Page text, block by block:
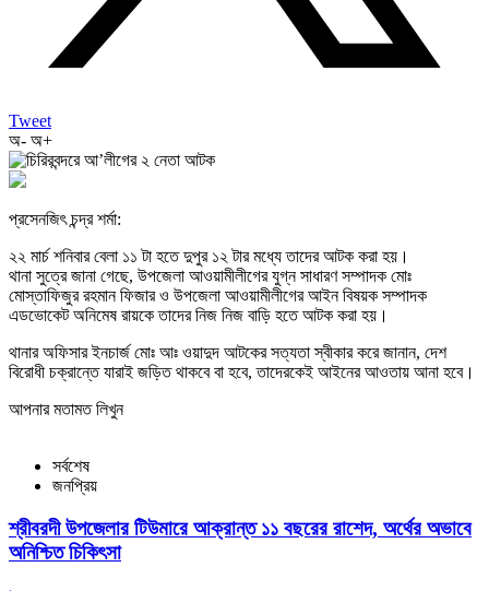
Tweet
অ- অ+
প্রসেনজিৎ চন্দ্র শর্মা:
২২ মার্চ শনিবার বেলা ১১ টা হতে দুপুর ১২ টার মধ্যে তাদের আটক করা হয়।
থানা সুত্রে জানা গেছে, উপজেলা আওয়ামীলীগের যুগ্ন সাধারণ সম্পাদক মোঃ
মোস্তাফিজুর রহমান ফিজার ও উপজেলা আওয়ামীলীগের আইন বিষয়ক সম্পাদক
এডভোকেট অনিমেষ রায়কে তাদের নিজ নিজ বাড়ি হতে আটক করা হয়।
থানার অফিসার ইনচার্জ মোঃ আঃ ওয়াদুদ আটকের সত্যতা স্বীকার করে জানান, দেশ
বিরোধী চক্রান্তে যারাই জড়িত থাকবে বা হবে, তাদেরকেই আইনের আওতায় আনা হবে।
আপনার মতামত লিখুন
সর্বশেষ
জনপ্রিয়
শ্রীবরদী উপজেলার টিউমারে আক্রান্ত ১১ বছরের রাশেদ, অর্থের অভাবে
অনিশ্চিত চিকিৎসা